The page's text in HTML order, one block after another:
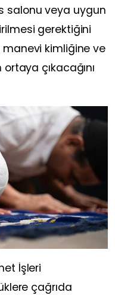
salonu veya uygun
gerektiğini
kimliğine ve
çıkacağını
İşleri
çağrıda